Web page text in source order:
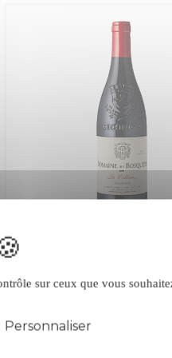
Gigondas
Rhône
sur ceux que vous
Personnaliser